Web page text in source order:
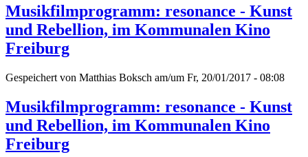
Musikfilmprogramm: resonance - Kunst
und Rebellion, im Kommunalen Kino
Freiburg
Gespeichert von Matthias Boksch am/um Fr, 20/01/2017 - 08:08
Musikfilmprogramm: resonance - Kunst
und Rebellion, im Kommunalen Kino
Freiburg